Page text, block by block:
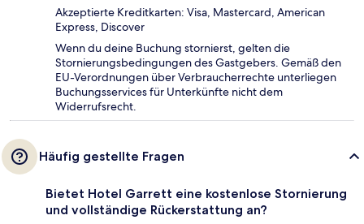
Akzeptierte Kreditkarten: Visa, Mastercard, American
Express, Discover
Wenn du deine Buchung stornierst, gelten die
Stornierungsbedingungen des Gastgebers. Gemäß den
EU-Verordnungen über Verbraucherrechte unterliegen
Buchungsservices für Unterkünfte nicht dem
Widerrufsrecht.
Häufig gestellte Fragen
Bietet Hotel Garrett eine kostenlose Stornierung
und vollständige Rückerstattung an?